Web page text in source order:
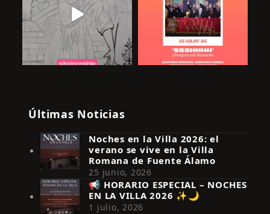
Síguenos en Instagram
Últimas Noticias
Noches en la Villa 2026: el
verano se vive en la Villa
Romana de Fuente Álamo
25 junio, 2026
📢 HORARIO ESPECIAL – NOCHES
EN LA VILLA 2026 ✨🌙
1 julio, 2026